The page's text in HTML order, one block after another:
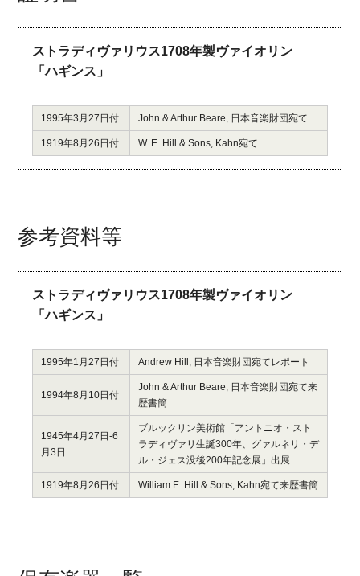
ストラディヴァリウス1708年製ヴァイオリン
「ハギンス」
1995年3月27日付 John & Arthur Beare, 日本音楽財団宛て
1919年8月26日付 W. E. Hill & Sons, Kahn宛て
参考資料等
ストラディヴァリウス1708年製ヴァイオリン
「ハギンス」
1995年1月27日付 Andrew Hill, 日本音楽財団宛てレポート
1994年8月10日付
John & Arthur Beare, 日本音楽財団宛て来
歴書簡
1945年4月27日-6
月3日
ブルックリン美術館「アントニオ・スト
ラディヴァリ生誕300年、グァルネリ・デ
ル・ジェス没後200年記念展」出展
1919年8月26日付 William E. Hill & Sons, Kahn宛て来歴書簡